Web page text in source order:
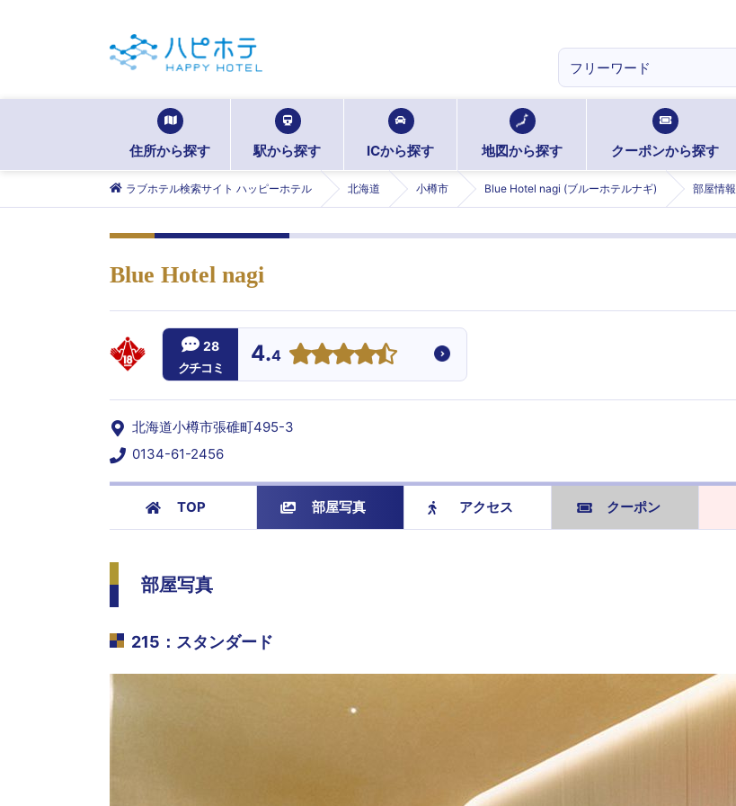
住所から探す 駅から探す ICから探す 地図から探す クーポンから探す
ラブホテル検索サイト ハッピーホテル 北海道 小樽市 Blue Hotel nagi (ブルーホテルナギ) 部屋情報
Blue Hotel nagi
28
クチコミ
4.4
北海道小樽市張碓町495-3
0134-61-2456
TOP 部屋写真 アクセス クーポン
部屋写真
215 ： スタンダード